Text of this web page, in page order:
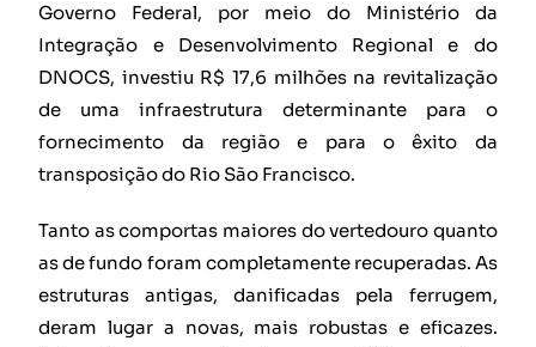
Governo Federal, por meio do Ministério da
Integração e Desenvolvimento Regional e do
DNOCS, investiu R$ 17,6 milhões na revitalização
de uma infraestrutura determinante para o
fornecimento da região e para o êxito da
transposição do Rio São Francisco.
Tanto as comportas maiores do vertedouro quanto
as de fundo foram completamente recuperadas. As
estruturas antigas, danificadas pela ferrugem,
deram lugar a novas, mais robustas e eficazes.